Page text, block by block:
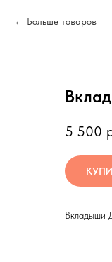
Больше товаров
5 500
Вкладыши